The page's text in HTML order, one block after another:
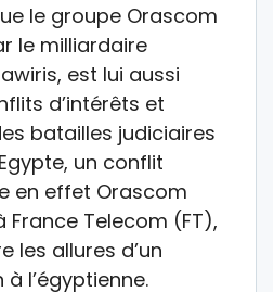
le groupe Orascom
le milliardaire
est lui aussi
d’intérêts et
batailles judiciaires
un conflit
en effet Orascom
France Telecom (FT),
les allures d’un
l’égyptienne.